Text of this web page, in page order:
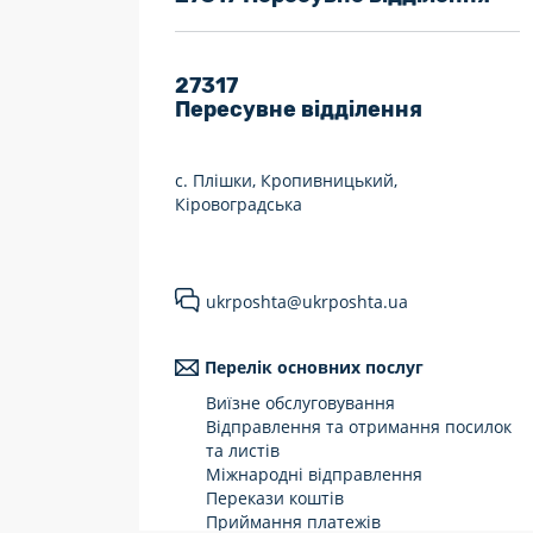
7 днів на тиждень
Працюють після 19:00
Працюють у вихідні
27317
Пересувне відділення
с. Плішки, Кропивницький,
Кіровоградська
ukrposhta@ukrposhta.ua
Перелік основних послуг
Виїзне обслуговування
Відправлення та отримання посилок
та листів
Міжнародні відправлення
Перекази коштів
Приймання платежів